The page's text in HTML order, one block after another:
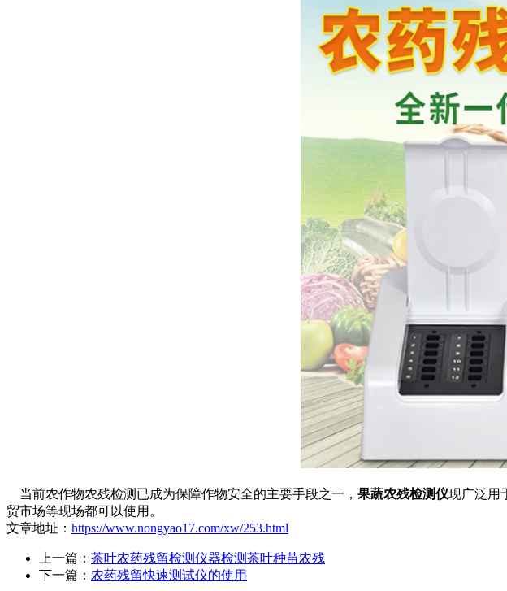
当前农作物农残检测已成为保障作物安全的主要手段之一， 果蔬农残检测仪现广泛用
贸市场等现场都可以使用。
文章地址： https://www.nongyao17.com/xw/253.html
上一篇： 茶叶农药残留检测仪器检测茶叶种苗农残
下一篇： 农药残留快速测试仪的使用